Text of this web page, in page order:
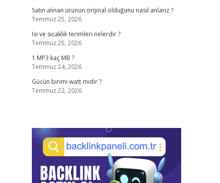
Satın alınan ürünün orijinal olduğunu nasıl anlarız ?
Temmuz 25, 2026
Isı ve sıcaklık terimleri nelerdir ?
Temmuz 25, 2026
1 MP3 kaç MB ?
Temmuz 24, 2026
Gücün birimi watt mıdır ?
Temmuz 22, 2026